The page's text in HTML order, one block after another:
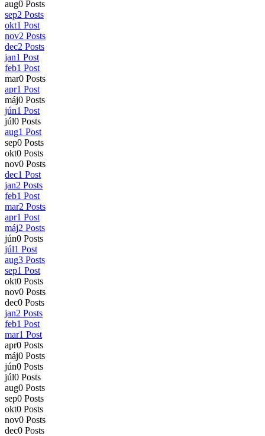
aug0 Posts
sep2 Posts
okt1 Post
nov2 Posts
dec2 Posts
jan1 Post
feb1 Post
mar0 Posts
apr1 Post
máj0 Posts
jún1 Post
júl0 Posts
aug1 Post
sep0 Posts
okt0 Posts
nov0 Posts
dec1 Post
jan2 Posts
feb1 Post
mar2 Posts
apr1 Post
máj2 Posts
jún0 Posts
júl1 Post
aug3 Posts
sep1 Post
okt0 Posts
nov0 Posts
dec0 Posts
jan2 Posts
feb1 Post
mar1 Post
apr0 Posts
máj0 Posts
jún0 Posts
júl0 Posts
aug0 Posts
sep0 Posts
okt0 Posts
nov0 Posts
dec0 Posts